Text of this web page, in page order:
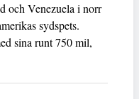
och Venezuela i norr
sydspets.
sina runt 750 mil,